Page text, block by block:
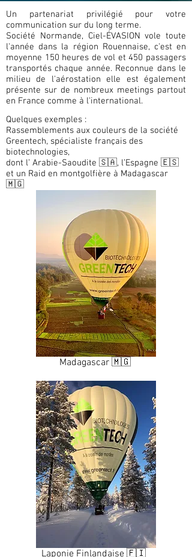
Un partenariat privilégié pour votre
communication sur du long terme.
Société Normande, Ciel-ÉVASION vole toute
l'année dans la région Rouennaise, c'est en
moyenne 150 heures de vol et 450 passagers
transportés chaque année. Reconnue dans le
milieu de l'aérostation elle est également
présente sur de nombreux meetings partout
en France comme à l'international.
Quelques exemples :
Rassemblements aux couleurs de la société
Greentech, spécialiste français des
biotechnologies,
dont l’ Arabie-Saoudite 🇸🇦, l’Espagne 🇪🇸
et un Raid en montgolfière à Madagascar
🇲🇬
Madagascar 🇲🇬
Laponie Finlandaise 🇫🇮